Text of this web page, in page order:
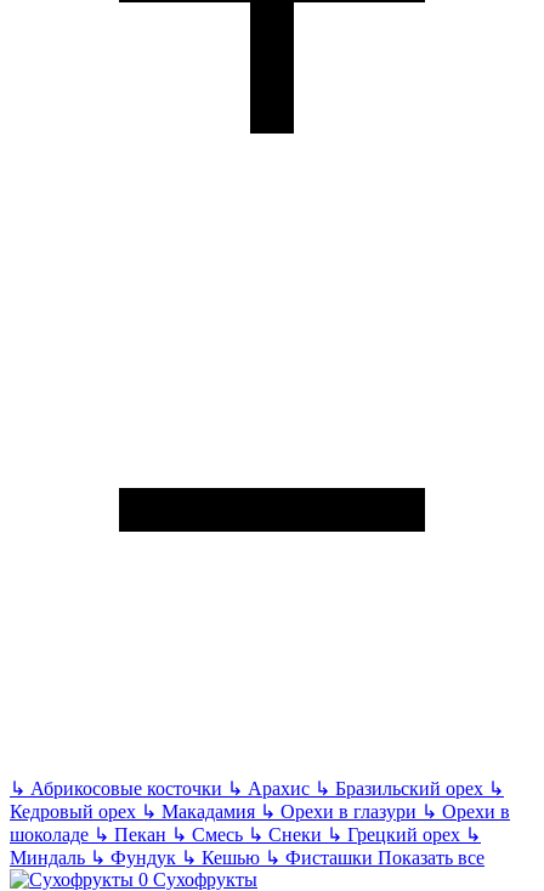
↳ Абрикосовые косточки ↳ Арахис ↳ Бразильский орех ↳
Кедровый орех ↳ Макадамия ↳ Орехи в глазури ↳ Орехи в
шоколаде ↳ Пекан ↳ Смесь ↳ Снеки ↳ Грецкий орех ↳
Миндаль ↳ Фундук ↳ Кешью ↳ Фисташки Показать все
Сухофрукты